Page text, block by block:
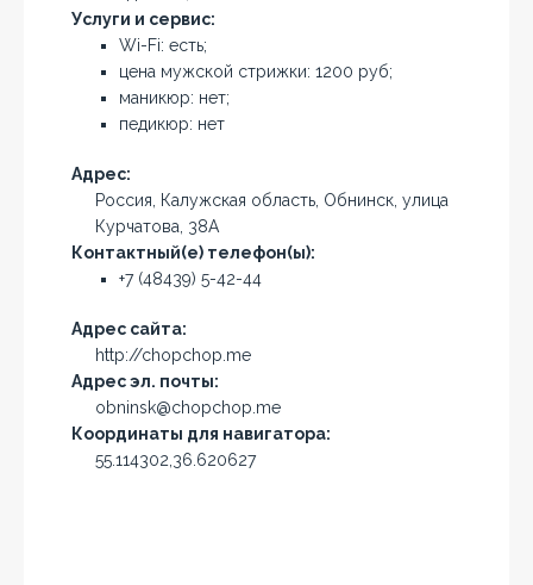
Услуги и сервис:
Wi-Fi: есть;
цена мужской стрижки: 1200 руб;
маникюр: нет;
педикюр: нет
Адрес:
Россия, Калужская область, Обнинск, улица
Курчатова, 38А
Контактный(е) телефон(ы):
+7 (48439) 5-42-44
Адрес сайта:
http://chopchop.me
Адрес эл. почты:
obninsk@chopchop.me
Координаты для навигатора:
55.114302,36.620627